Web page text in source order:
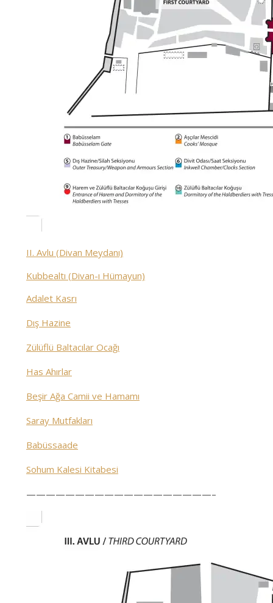
II. Avlu (Divan Meydanı)
Kubbealtı (Divan-ı Hümayun)
Adalet Kasrı
Dış Hazine
Zülüflü Baltacılar Ocağı
Has Ahırlar
Beşir Ağa Camii ve Hamamı
Saray Mutfakları
Babüssaade
Sohum Kalesi Kitabesi
———————————————————–